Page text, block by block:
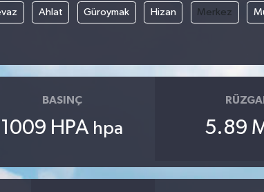
Ahlat Güroymak Hizan Merkez
BASINÇ
1009 HPA hpa 5.89